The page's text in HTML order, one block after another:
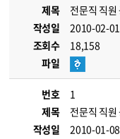
제목
전문직 직
작성일
2010-02-01
조회수
18,158
파일
번호
1
제목
전문직 직원
작성일
2010-01-08